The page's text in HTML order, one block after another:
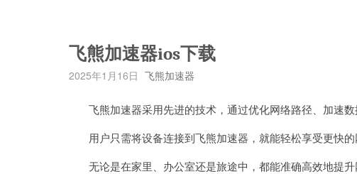
飞熊加速器ios下载
2025年1月16日 飞熊加速器
飞熊加速器采用先进的技术，通过优化网络路径、加速数
用户只需将设备连接到飞熊加速器，就能轻松享受更快的
无论是在家里、办公室还是旅途中，都能准确高效地提升